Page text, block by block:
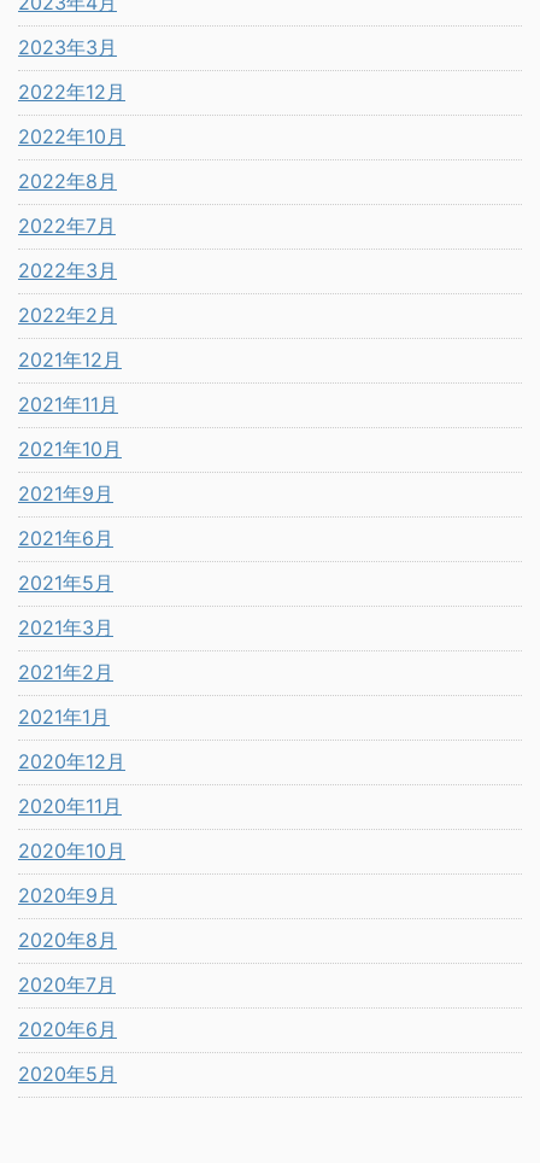
2023年3月
2022年12月
2022年10月
2022年8月
2022年7月
2022年3月
2022年2月
2021年12月
2021年11月
2021年10月
2021年9月
2021年6月
2021年5月
2021年3月
2021年2月
2021年1月
2020年12月
2020年11月
2020年10月
2020年9月
2020年8月
2020年7月
2020年6月
2020年5月